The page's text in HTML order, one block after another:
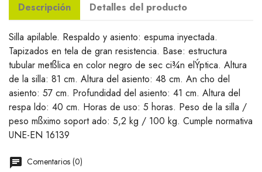
Descripción Detalles del producto
Silla apilable. Respaldo y asiento: espuma inyectada.
Tapizados en tela de gran resistencia. Base: estructura
tubular metßlica en color negro de sec ci¾n elÝptica. Altura
de la silla: 81 cm. Altura del asiento: 48 cm. An cho del
asiento: 57 cm. Profundidad del asiento: 41 cm. Altura del
respa ldo: 40 cm. Horas de uso: 5 horas. Peso de la silla /
peso mßximo soport ado: 5,2 kg / 100 kg. Cumple normativa
UNE-EN 16139
Comentarios (0)